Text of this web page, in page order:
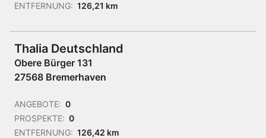
ENTFERNUNG: 126,21 km
Thalia Deutschland
Obere Bürger 131
27568 Bremerhaven
ANGEBOTE: 0
PROSPEKTE: 0
ENTFERNUNG: 126,42 km